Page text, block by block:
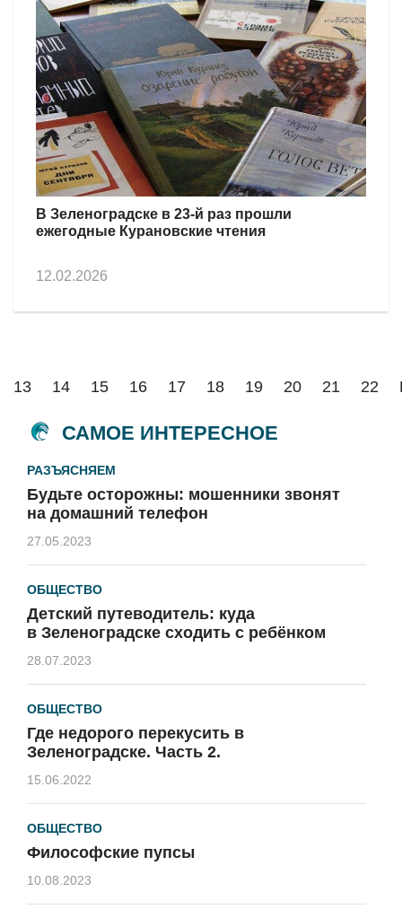
В Зеленоградске в 23-й раз прошли
ежегодные Курановские чтения
12.02.2026
13 14 15 16 17 18 19 20 21 22
САМОЕ ИНТЕРЕСНОЕ
РАЗЪЯСНЯЕМ
Будьте осторожны: мошенники звонят
на домашний телефон
27.05.2023
ОБЩЕСТВО
Детский путеводитель: куда
в Зеленоградске сходить с ребёнком
28.07.2023
ОБЩЕСТВО
Где недорого перекусить в
Зеленоградске. Часть 2.
15.06.2022
ОБЩЕСТВО
Философские пупсы
10.08.2023